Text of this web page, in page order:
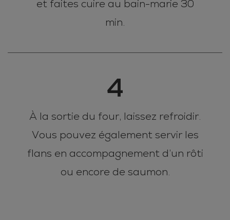
et faites cuire au bain-marie 30
min.
4
À la sortie du four, laissez refroidir.
Vous pouvez également servir les
flans en accompagnement d’un rôti
ou encore de saumon.